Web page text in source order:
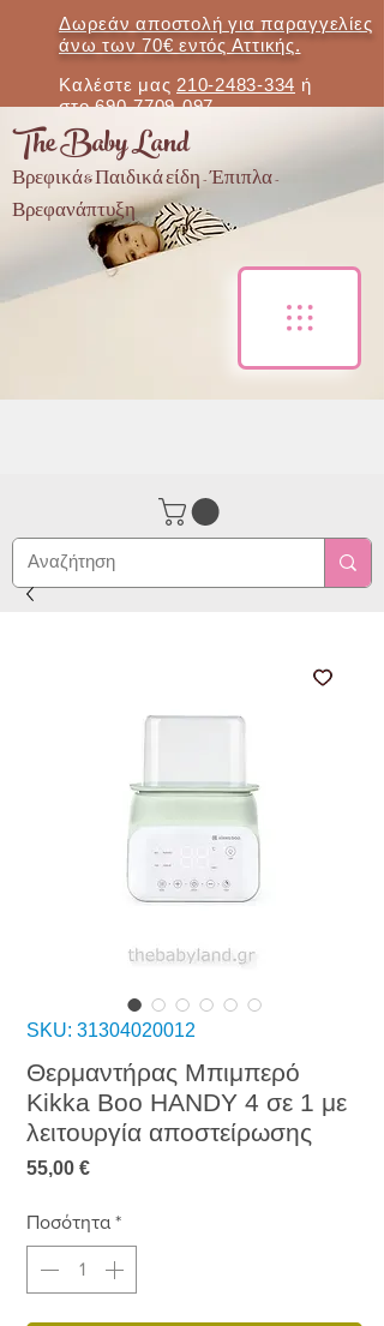
Δωρεάν αποστολή για παραγγελίες
άνω των 70€ εντός Αττικής.
Καλέστε μας 210-2483-334 ή
στο690-7709-097
The Baby Land
Βρεφικά & Παιδικά είδη - Έπιπλα -
Βρεφανάπτυξη
SKU: 31304020012
Θερμαντήρας Μπιμπερό
Kikka Boo HANDY 4 σε 1 με
λειτουργία αποστείρωσης
55,00 €Τιμή
Ποσότητα *